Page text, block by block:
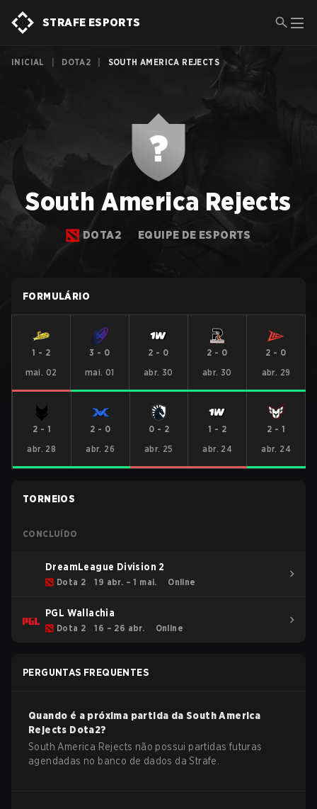
STRAFE ESPORTS
INICIAL DOTA2 SOUTH AMERICA REJECTS
South America Rejects
DOTA2 EQUIPE DE ESPORTS
FORMULÁRIO
1 - 2
mai. 02
3 - 0
mai. 01
2 - 0
abr. 30
2 - 0
abr. 30
2 - 0
abr. 29
2 - 1
abr. 28
2 - 0
abr. 26
0 - 2
abr. 25
1 - 2
abr. 24
2 - 1
abr. 24
TORNEIOS
CONCLUÍDO
DreamLeague Division 2
Dota 2 19 abr. – 1 mai. Online
PGL Wallachia
Dota 2 16 – 26 abr. Online
PERGUNTAS FREQUENTES
Quando é a próxima partida da South America
Rejects Dota2?
South America Rejects não possui partidas futuras
agendadas no banco de dados da Strafe.